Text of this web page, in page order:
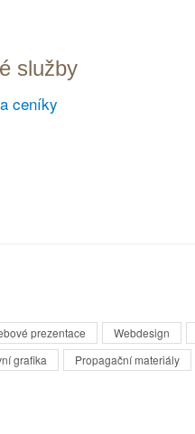
služby
ceníky
prezentace Webdesign
grafika
Propagační materiály